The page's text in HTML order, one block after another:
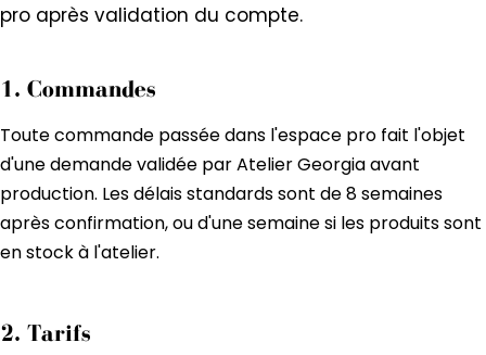
pro après validation du compte.
1. Commandes
Toute commande passée dans l'espace pro fait l'objet
d'une demande validée par Atelier Georgia avant
production. Les délais standards sont de 8 semaines
après confirmation, ou d'une semaine si les produits sont
en stock à l'atelier.
2. Tarifs